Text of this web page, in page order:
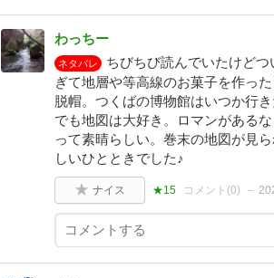
わっちー
ネタバレ
ちびちび読んでいたけど
ぎて地層や等高線のお菓子を作っ
脱帽。つくばの博物館はいつか行
でも地図は大好き。ロマンがある
って素晴らしい。巻末の地図が見
しいひとときでした♪
ナイス ★15 コメント(0)